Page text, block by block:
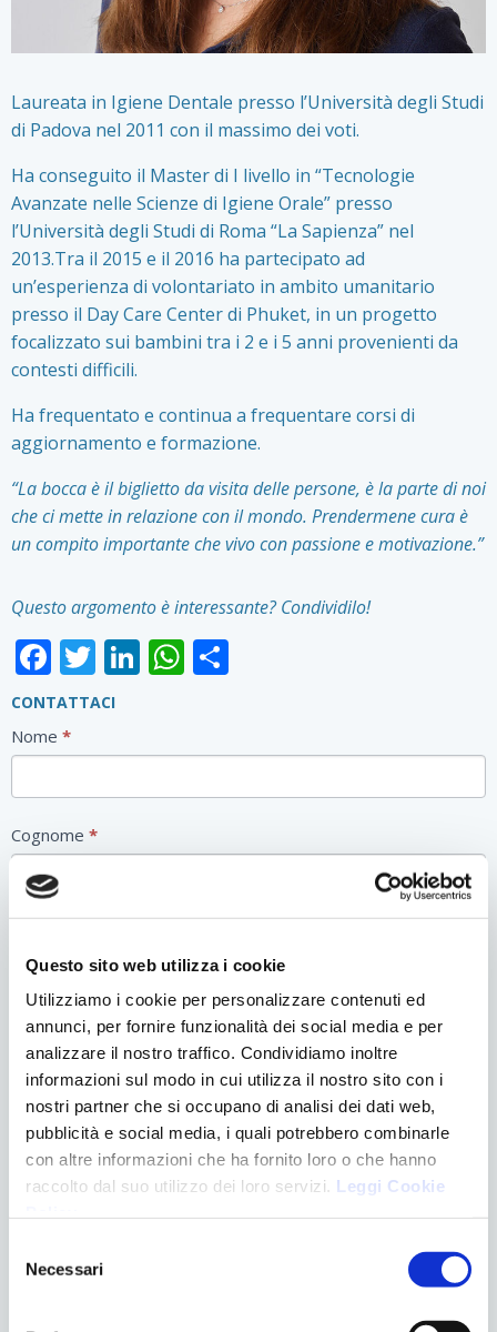
Questo sito web utilizza i cookie
Utilizziamo i cookie per personalizzare contenuti ed
annunci, per fornire funzionalità dei social media e per
analizzare il nostro traffico. Condividiamo inoltre
informazioni sul modo in cui utilizza il nostro sito con i
nostri partner che si occupano di analisi dei dati web,
pubblicità e social media, i quali potrebbero combinarle
con altre informazioni che ha fornito loro o che hanno
raccolto dal suo utilizzo dei loro servizi. Leggi Cookie
delNecessari
Laureata in Igiene Dentale presso l’Università degli Studi
di Padova nel 2011 con il massimo dei voti.
Ha conseguito il Master di I livello in “Tecnologie
Avanzate nelle Scienze di Igiene Orale” presso
l’Università degli Studi di Roma “La Sapienza” nel
2013.Tra il 2015 e il 2016 ha partecipato ad
un’esperienza di volontariato in ambito umanitario
presso il Day Care Center di Phuket, in un progetto
focalizzato sui bambini tra i 2 e i 5 anni provenienti da
contesti difficili.
Ha frequentato e continua a frequentare corsi di
aggiornamento e formazione.
“La bocca è il biglietto da visita delle persone, è la parte di noi
che ci mette in relazione con il mondo. Prendermene cura è
un compito importante che vivo con passione e motivazione.”
Questo argomento è interessante? Condividilo!
Facebook
Twitter
LinkedIn
WhatsApp
CONTATTACI
Contatti
Form
Nome *
Cognome *
Telefono*
Motivo del contatto *